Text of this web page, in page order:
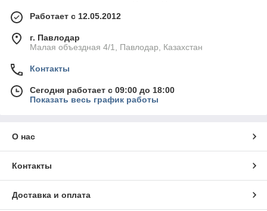
Работает с 12.05.2012
г. Павлодар
Малая объездная 4/1, Павлодар, Казахстан
Контакты
Сегодня работает с 09:00 до 18:00
Показать весь график работы
О нас
Контакты
Доставка и оплата